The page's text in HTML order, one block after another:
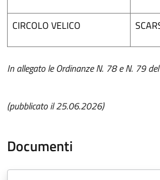
CIRCOLO VELICO
In allegato le Ordinanze N. 78 e N. 79
(pubblicato il 25.06.2026)
Documenti